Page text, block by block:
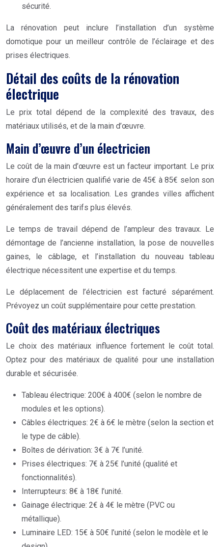
sécurité.
La rénovation peut inclure l’installation d’un système
domotique pour un meilleur contrôle de l’éclairage et des
prises électriques.
Détail des coûts de la rénovation
électrique
Le prix total dépend de la complexité des travaux, des
matériaux utilisés, et de la main d’œuvre.
Main d’œuvre d’un électricien
Le coût de la main d’œuvre est un facteur important. Le prix
horaire d’un électricien qualifié varie de 45€ à 85€ selon son
expérience et sa localisation. Les grandes villes affichent
généralement des tarifs plus élevés.
Le temps de travail dépend de l’ampleur des travaux. Le
démontage de l’ancienne installation, la pose de nouvelles
gaines, le câblage, et l’installation du nouveau tableau
électrique nécessitent une expertise et du temps.
Le déplacement de l’électricien est facturé séparément.
Prévoyez un coût supplémentaire pour cette prestation.
Coût des matériaux électriques
Le choix des matériaux influence fortement le coût total.
Optez pour des matériaux de qualité pour une installation
durable et sécurisée.
Tableau électrique: 200€ à 400€ (selon le nombre de
modules et les options).
Câbles électriques: 2€ à 6€ le mètre (selon la section et
le type de câble).
Boîtes de dérivation: 3€ à 7€ l’unité.
Prises électriques: 7€ à 25€ l’unité (qualité et
fonctionnalités).
Interrupteurs: 8€ à 18€ l’unité.
Gainage électrique: 2€ à 4€ le mètre (PVC ou
métallique).
Luminaire LED: 15€ à 50€ l’unité (selon le modèle et le